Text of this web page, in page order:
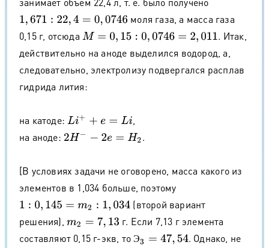
1,671:22 4=0,0746
моля газа, а масса газа
0,15 г, отсюда M= 0,15:0 ,0746 =2,011
. Итак,
действительно на аноде выделился водород, а,
следовательно, электролизу подвергался расплав
гидрида лития:
на катоде: Li++e=L i
на аноде: 2H−−2 e= H2 .
[В условиях задачи не оговорено, масса какого из
элементов в 1,034 больше, поэтому
1: 0 145=m 2:1 034
(второй вариант
решения), m2= 7,13
г. Если 7,13 г элемента
составляют 0,15 г-экв, тоЭ
Э3 =47 ,54
. Однако, не